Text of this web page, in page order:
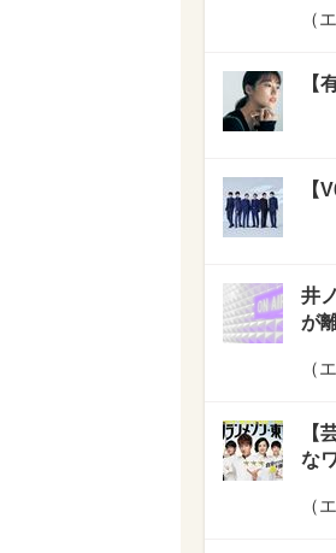
（
【
【
井
が
（
【
な
（